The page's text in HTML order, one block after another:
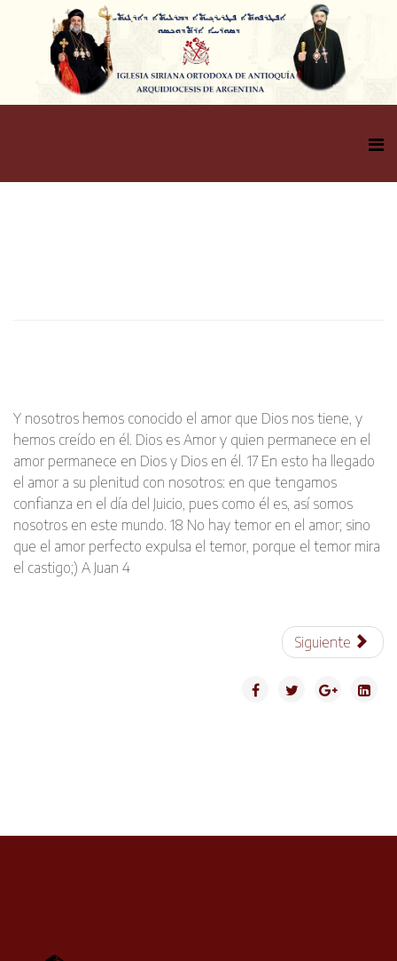
Y nosotros hemos conocido el amor que Dios nos tiene, y
hemos creído en él. Dios es Amor y quien permanece en el
amor permanece en Dios y Dios en él. 17 En esto ha llegado
el amor a su plenitud con nosotros: en que tengamos
confianza en el día del Juicio, pues como él es, así somos
nosotros en este mundo. 18 No hay temor en el amor; sino
que el amor perfecto expulsa el temor, porque el temor mira
el castigo;) A Juan 4
Siguiente